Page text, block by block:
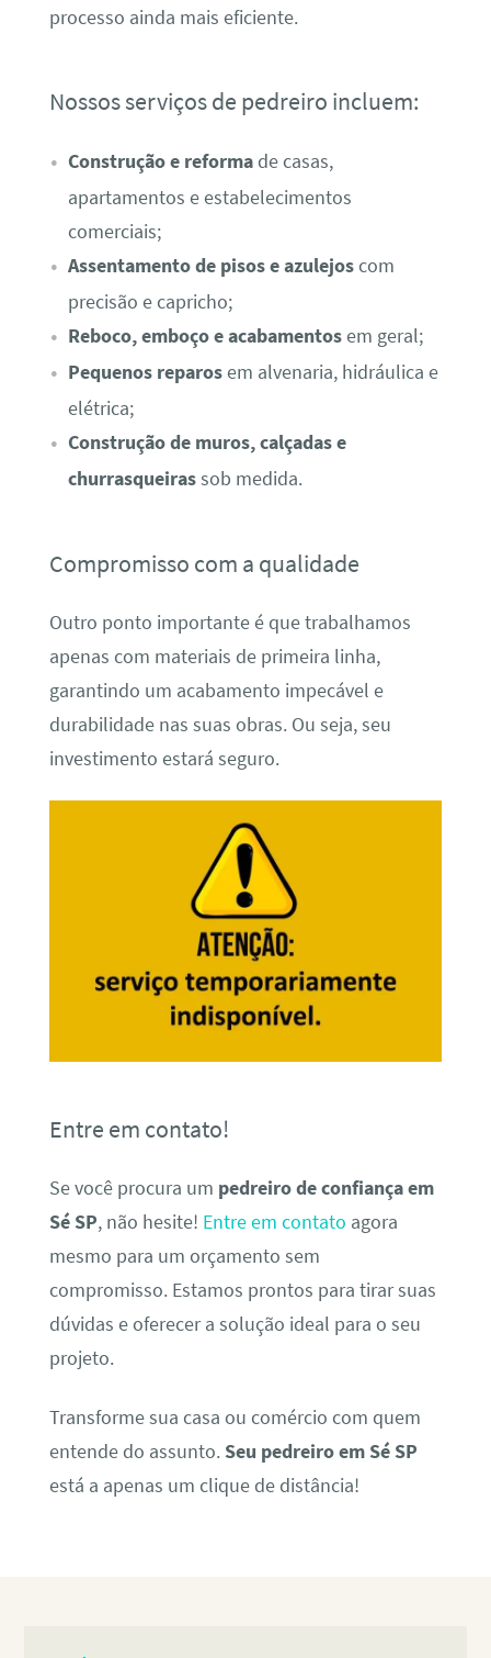
processo ainda mais eficiente.
Nossos serviços de pedreiro incluem:
Construção e reformade casas,
apartamentos e estabelecimentos
comerciais;
Assentamento de pisos e azulejoscom
precisão e capricho;
Reboco, emboço e acabamentosem geral;
Pequenos reparosem alvenaria, hidráulica e
elétrica;
Construção de muros, calçadas e
churrasqueirassob medida.
Compromisso com a qualidade
Outro ponto importante é que trabalhamos
apenas com materiais de primeira linha,
garantindo um acabamento impecável e
durabilidade nas suas obras. Ou seja, seu
investimento estará seguro.
Entre em contato!
Se você procura um pedreiro de confiança em
Sé SP, não hesite! Entre em contato agora
mesmo para um orçamento sem
compromisso. Estamos prontos para tirar suas
dúvidas e oferecer a solução ideal para o seu
projeto.
Transforme sua casa ou comércio com quem
entende do assunto. Seu pedreiro em Sé SP
está a apenas um clique de distância!